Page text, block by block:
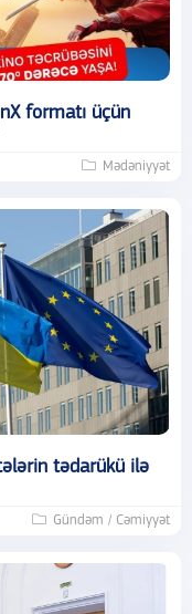
formatı üçün
Mədəniyyət
tədarükü ilə
Gündəm / Cəmiyyət